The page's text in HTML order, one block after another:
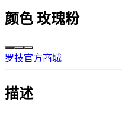
颜色 玫瑰粉
罗技官方商城
描述